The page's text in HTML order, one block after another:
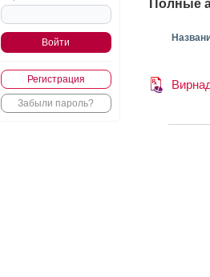
Регистрация
Забыли пароль?
Полные